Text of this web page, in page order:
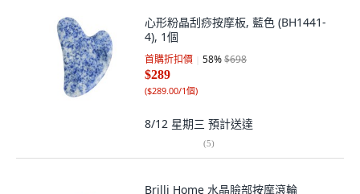
心形粉晶刮痧按摩板, 藍色 (BH1441-
4), 1個
首購折扣價 58%$698
$289
($289.00/1個)
8/12 星期三 預計送達
(5)
Brilli Home 水晶臉部按摩滾輪